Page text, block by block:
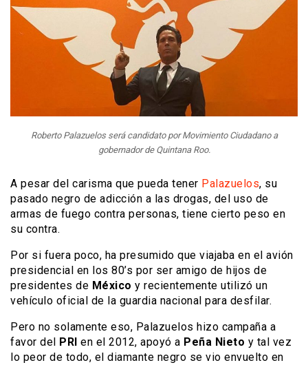
Roberto Palazuelos será candidato por Movimiento Ciudadano a
gobernador de Quintana Roo.
A pesar del carisma que pueda tener Palazuelos, su
pasado negro de adicción a las drogas, del uso de
armas de fuego contra personas, tiene cierto peso en
su contra.
Por si fuera poco, ha presumido que viajaba en el avión
presidencial en los 80’s por ser amigo de hijos de
presidentes de México y recientemente utilizó un
vehículo oficial de la guardia nacional para desfilar.
Pero no solamente eso, Palazuelos hizo campaña a
favor del PRI en el 2012, apoyó a Peña Nieto y tal vez
lo peor de todo, el diamante negro se vio envuelto en